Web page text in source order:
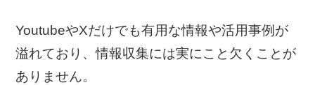
YoutubeやXだけでも有用な情報や活用事例が
溢れており、情報収集には実にこと欠くことが
ありません。